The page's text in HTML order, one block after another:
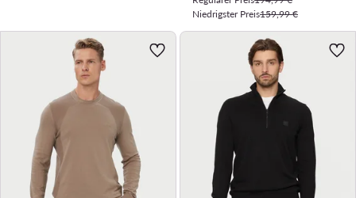
Niedrigster Preis159,99 €